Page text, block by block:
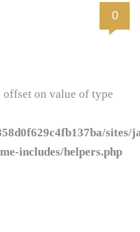
0
offset on value of type
sites/
includes/helpers.php